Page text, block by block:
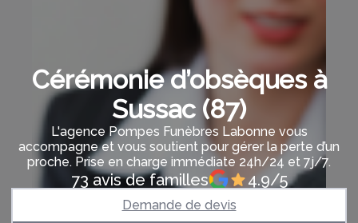
Cérémonie d’obsèques à
Sussac (87)
L'agence Pompes Funèbres Labonne vous
accompagne et vous soutient pour gérer la perte d’un
proche. Prise en charge immédiate 24h/24 et 7j/7.
73 avis de familles 4.9/5
Demande de devis